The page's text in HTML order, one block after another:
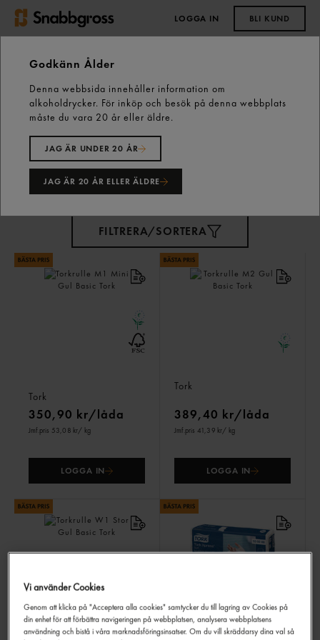
LOGGA IN BLI KUND
Start Städning & Rengöring Papper
Papper
FILTRERA/SORTERA
Tork
350,90 kr/låda
Jmf.pris 53,08 kr/ kg
LOGGA IN
Tork
389,40 kr/låda
Jmf.pris 41,39 kr/ kg
LOGGA IN
Torkrulle W1 Stor Gul
Basic
Handduk H2 Mjuk Vit
Xpress
Godkänn Ålder
Denna webbsida innehåller information om
alkoholdrycker. För inköp och besök på denna webbplats
måste du vara 20 år eller äldre.
JAG ÄR UNDER 20 ÅR
JAG ÄR 20 ÅR ELLER ÄLDRE
Vi använder Cookies
Genom att klicka på "Acceptera alla cookies" samtycker du till lagring av Cookies på
din enhet för att förbättra navigeringen på webbplatsen, analysera webbplatsens
användning och bistå i våra marknadsföringsinsatser. Om du vill skräddarsy dina val så